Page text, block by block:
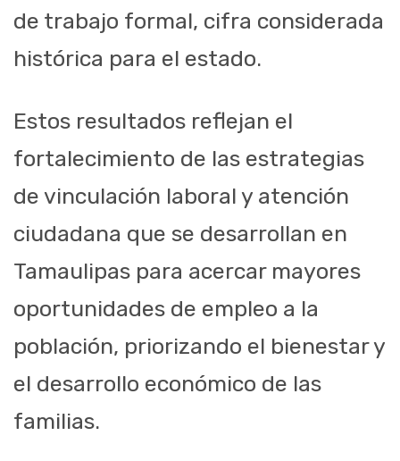
de trabajo formal, cifra considerada
histórica para el estado.
Estos resultados reflejan el
fortalecimiento de las estrategias
de vinculación laboral y atención
ciudadana que se desarrollan en
Tamaulipas para acercar mayores
oportunidades de empleo a la
población, priorizando el bienestar y
el desarrollo económico de las
familias.